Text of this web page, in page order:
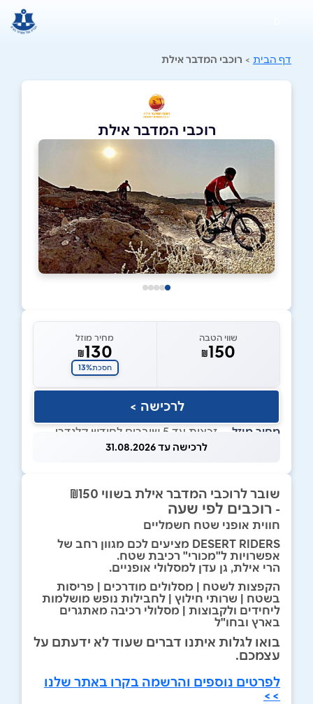
דף הבית > רוכבי המדבר אילת
רוכבי המדבר אילת
שווי הטבה
₪150
מחיר מוזל
₪130
חסכת13%
לרכישה >
מחיר מוזל — זכאות עד 5 שוברים לחודש קלנדרי
לרכישה עד 31.08.2026
שובר לרוכבי המדבר אילת בשווי ₪150
- רוכבים לפי שעה
חווית אופני שטח חשמליים
DESERT RIDERS מציעים לכם מגוון רחב של
אפשרויות ל"מכורי" רכיבת שטח.
הרי אילת, גן עדן למסלולי אופניים.
הקפצות לשטח | מסלולים מודרכים | פריסות
בשטח | שרותי חילוץ | לחבילות נופש מושלמות
ליחידים ולקבוצות | מסלולי רכיבה מאתגרים
בארץ ובחו"ל
בואו לגלות איתנו דברים שעוד לא ידעתם על
עצמכם.
לפרטים נוספים והרשמה בקרו באתר שלנו
>>